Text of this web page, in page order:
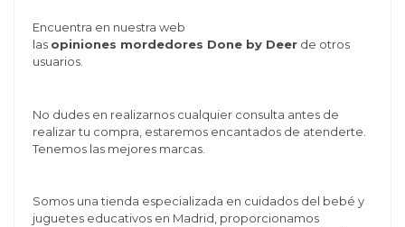
Encuentra en nuestra web
las opiniones mordedores Done by Deerde otros
usuarios.
No dudes en realizarnos cualquier consulta antes de
realizar tu compra, estaremos encantados de atenderte.
Tenemos las mejores marcas.
Somos una tienda especializada en cuidados del bebé y
juguetes educativos en Madrid, proporcionamos